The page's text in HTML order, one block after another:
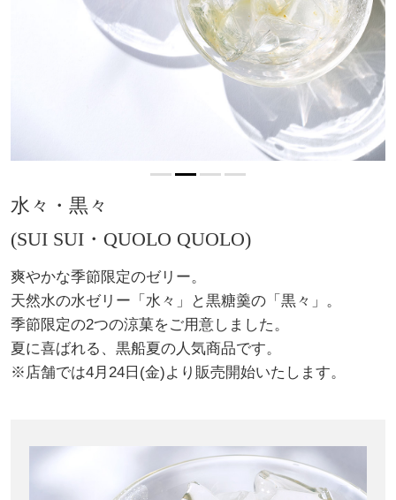
水々・黒々
(SUI SUI・QUOLO QUOLO)
爽やかな季節限定のゼリー。
天然水の水ゼリー「水々」と黒糖羹の「黒々」。
季節限定の2つの涼菓をご用意しました。
夏に喜ばれる、黒船夏の人気商品です。
※店舗では4月24日(金)より販売開始いたします。